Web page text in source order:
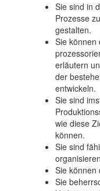
Sie sind in
Prozesse
gestalten.
Sie können
erläutern
der
entwickeln.
Sie sind
wie diese
können.
Sie sind
Sie können
Sie